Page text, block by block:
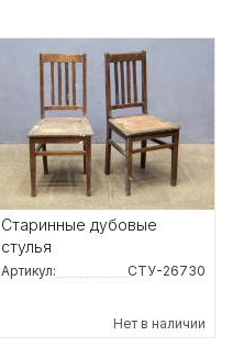
Старинные дубовые
стулья
Артикул: СТУ-26730
Нет в наличии